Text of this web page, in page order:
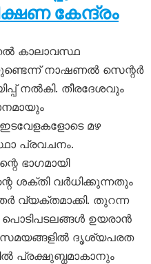
കേന്ദ്രം
കാലാവസ്ഥ
നാഷണൽ സെന്റർ
നൽകി. തീരദേശവും
മഴ
പ്രവചനം.
ഭാഗമായി
ശക്തി വർധിക്കുന്നതും
വ്യക്തമാക്കി. തുറന്ന
പൊടിപടലങ്ങൾ ഉയരാൻ
ദൃശ്യപരത
പ്രക്ഷുബ്ധമാകാനും